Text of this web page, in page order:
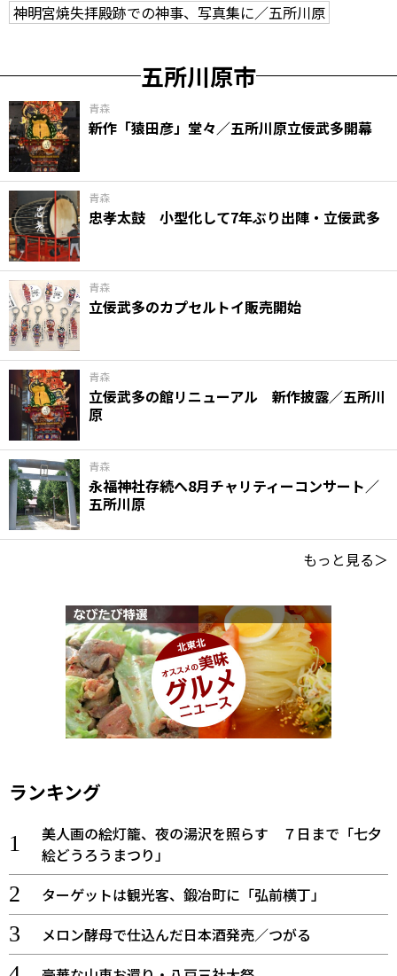
神明宮焼失拝殿跡での神事、写真集に／五所川原
五所川原市
青森
新作「猿田彦」堂々／五所川原立佞武多開幕
青森
忠孝太鼓 小型化して7年ぶり出陣・立佞武多
青森
立佞武多のカプセルトイ販売開始
青森
立佞武多の館リニューアル 新作披露／五所川
原
青森
永福神社存続へ8月チャリティーコンサート／
五所川原
もっと見る＞
ランキング
美人画の絵灯籠、夜の湯沢を照らす ７日まで「七夕
絵どうろうまつり」
ターゲットは観光客、鍛冶町に「弘前横丁」
メロン酵母で仕込んだ日本酒発売／つがる